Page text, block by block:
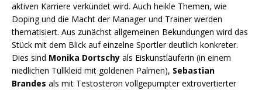
aktiven Karriere verkündet wird. Auch heikle Themen, wie
Doping und die Macht der Manager und Trainer werden
thematisiert. Aus zunächst allgemeinen Bekundungen wird das
Stück mit dem Blick auf einzelne Sportler deutlich konkreter.
Dies sind Monika Dortschy als Eiskunstläuferin (in einem
niedlichen Tüllkleid mit goldenen Palmen), Sebastian
Brandes als mit Testosteron vollgepumpter extrovertierter